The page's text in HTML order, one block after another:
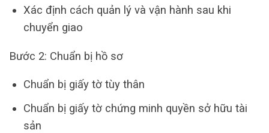
Xác định cách quản lý và vận hành sau khi
chuyển giao
Bước 2: Chuẩn bị hồ sơ
Chuẩn bị giấy tờ tùy thân
Chuẩn bị giấy tờ chứng minh quyền sở hữu tài
sản